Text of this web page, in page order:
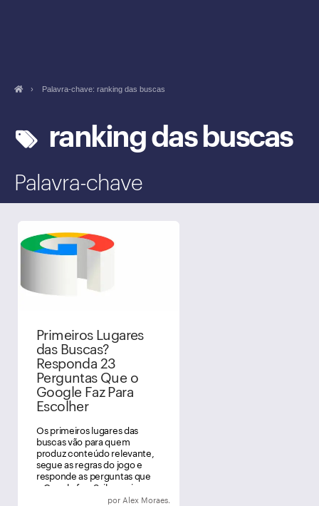
› Palavra-chave: ranking das buscas
ranking das buscas
Palavra-chave
Primeiros Lugares
das Buscas?
Responda 23
Perguntas Que o
Google Faz Para
Escolher
Os primeiros lugares das
buscas vão para quem
produz conteúdo relevante,
segue as regras do jogo e
responde as perguntas que
o Google faz. Saiba mais.
por Alex Moraes.